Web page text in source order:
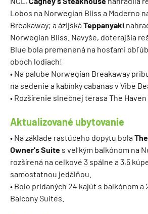
Lobos na Norwegian Bliss a Moderno
Breakaway; a ázijská Teppanyaki
Norwegian Bliss. Navyše, doterajšia
Blue bola premenená na hosťami
oboch lodiach!
• Na palube Norwegian Breakaway
na sedenie a kabínky cabanas v Vibe
• Rozšírenie slnečnej terasa The
Aktualizované ubytovanie
• Na základe rastúceho dopytu bola
Owner's Suite s veľkým balkónom na
rozšírená na celkové 3 spálne a 3,5
samostatnou jedálňou.
• Bolo pridaných 24 kajút s balkónom a
Balcony Suites.